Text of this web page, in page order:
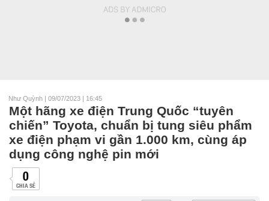
Như Quỳnh | 09/07/2023 | 16:45
Một hãng xe điện Trung Quốc “tuyên
chiến” Toyota, chuẩn bị tung siêu phẩm
xe điện phạm vi gần 1.000 km, cùng áp
dụng công nghệ pin mới
0
CHIA SẺ